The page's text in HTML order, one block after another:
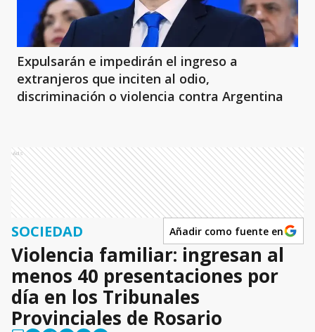
Expulsarán e impedirán el ingreso a
extranjeros que inciten al odio,
discriminación o violencia contra Argentina
Ads
SOCIEDAD Añadir como fuente en
Violencia familiar: ingresan al
menos 40 presentaciones por
día en los Tribunales
Provinciales de Rosario